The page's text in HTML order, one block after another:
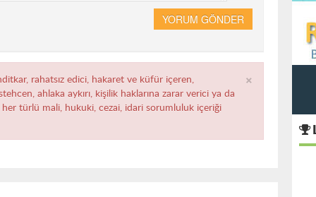
YORUM GÖNDER
×
rahatsız edici, hakaret ve küfür içeren,
ahlaka aykırı, kişilik haklarına zarar verici ya da
türlü mali, hukuki, cezai, idari sorumluluk içeriği